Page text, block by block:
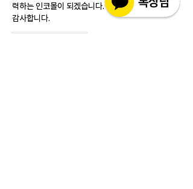
력하는 인코몰이 되겠습니다.
감사합니다.